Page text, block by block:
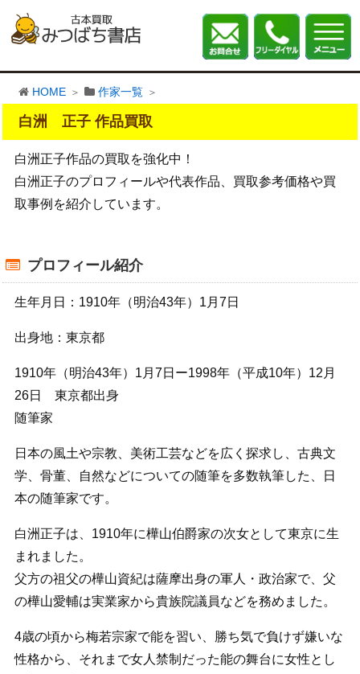
HOME 作家一覧
白洲 正子 作品買取
白洲正子作品の買取を強化中！
白洲正子のプロフィールや代表作品、買取参考価格や買
取事例を紹介しています。
プロフィール紹介
生年月日：1910年（明治43年）1月7日
出身地：東京都
1910年（明治43年）1月7日ー1998年（平成10年）12月
26日 東京都出身
随筆家
日本の風土や宗教、美術工芸などを広く探求し、古典文
学、骨董、自然などについての随筆を多数執筆した、日
本の随筆家です。
白洲正子は、1910年に樺山伯爵家の次女として東京に生
まれました。
父方の祖父の樺山資紀は薩摩出身の軍人・政治家で、父
の樺山愛輔は実業家から貴族院議員などを務めました。
4歳の頃から梅若宗家で能を習い、勝ち気で負けず嫌いな
性格から、それまで女人禁制だった能の舞台に女性とし